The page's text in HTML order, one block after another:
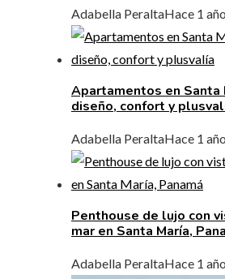
Adabella PeraltaHace 1 año
Apartamentos en Santa
diseño, confort y
Adabella PeraltaHace 1 año
Penthouse de lujo con
mar en Santa María,
Adabella PeraltaHace 1 año